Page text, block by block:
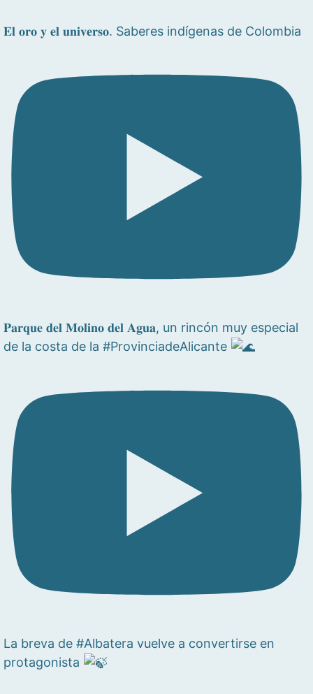
𝐄𝐥 𝐨𝐫𝐨 𝐲 𝐞𝐥 𝐮𝐧𝐢𝐯𝐞𝐫𝐬𝐨. Saberes indígenas de Colombia
𝐏𝐚𝐫𝐪𝐮𝐞 𝐝𝐞𝐥 𝐌𝐨𝐥𝐢𝐧𝐨 𝐝𝐞𝐥 𝐀𝐠𝐮𝐚, un rincón muy especial
de la costa de la #ProvinciadeAlicante
La breva de #Albatera vuelve a convertirse en
protagonista